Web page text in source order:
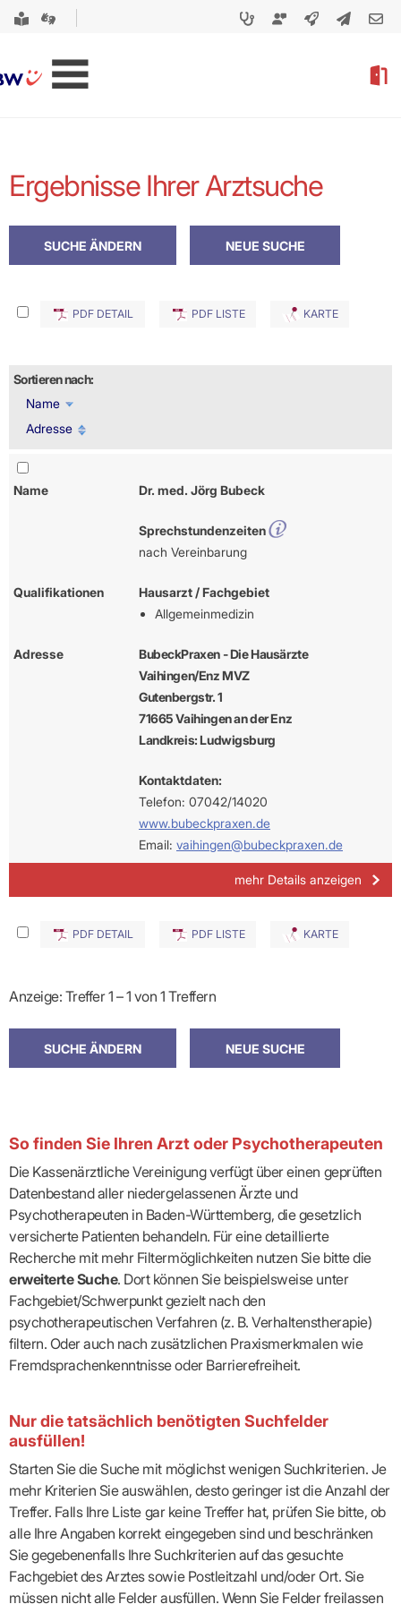
Ergebnisse Ihrer Arztsuche
PDF DETAIL PDF LISTE KARTE
Sortieren nach:
Name
Adresse
Name Dr. med. Jörg Bubeck
Sprechstundenzeiten
nach Vereinbarung
Qualifikationen
Hausarzt / Fachgebiet
Allgemeinmedizin
Adresse
BubeckPraxen - Die Hausärzte
Vaihingen/Enz MVZ
Gutenbergstr. 1
71665 Vaihingen an der Enz
Landkreis: Ludwigsburg
Kontaktdaten:
Telefon: 07042/14020
www.bubeckpraxen.de
Email: vaihingen@bubeckpraxen.de
mehr Details anzeigen
PDF DETAIL PDF LISTE KARTE
Anzeige: Treffer 1 – 1 von 1 Treffern
So finden Sie Ihren Arzt oder Psychotherapeuten
Die Kassenärztliche Vereinigung verfügt über einen geprüften
Datenbestand aller niedergelassenen Ärzte und
Psychotherapeuten in Baden-Württemberg, die gesetzlich
versicherte Patienten behandeln. Für eine detaillierte
Recherche mit mehr Filtermöglichkeiten nutzen Sie bitte die
erweiterte Suche. Dort können Sie beispielsweise unter
Fachgebiet/Schwerpunkt gezielt nach den
psychotherapeutischen Verfahren (z. B. Verhaltenstherapie)
filtern. Oder auch nach zusätzlichen Praxismerkmalen wie
Fremdsprachenkenntnisse oder Barrierefreiheit.
Nur die tatsächlich benötigten Suchfelder
ausfüllen!
Starten Sie die Suche mit möglichst wenigen Suchkriterien. Je
mehr Kriterien Sie auswählen, desto geringer ist die Anzahl der
Treffer. Falls Ihre Liste gar keine Treffer hat, prüfen Sie bitte, ob
alle Ihre Angaben korrekt eingegeben sind und beschränken
Sie gegebenenfalls Ihre Suchkriterien auf das gesuchte
Fachgebiet des Arztes sowie Postleitzahl und/oder Ort. Sie
müssen nicht alle Felder ausfüllen. Wenn Sie Felder freilassen